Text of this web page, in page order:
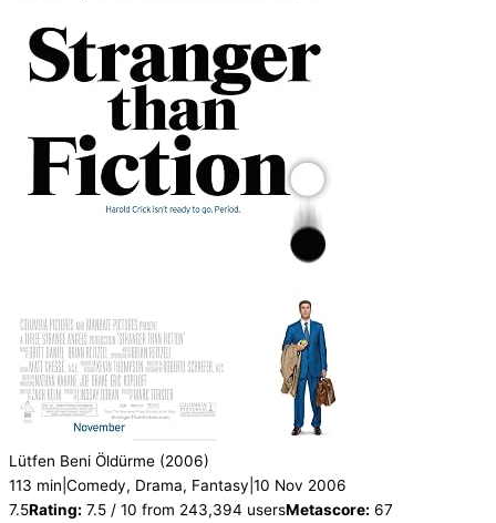
Satış
adet
Lütfen Beni Öldürme (2006)
113 min Comedy, Drama, Fantasy 10 Nov 2006
7.5Rating: 7.5 / 10 from 243,394 usersMetascore: 67